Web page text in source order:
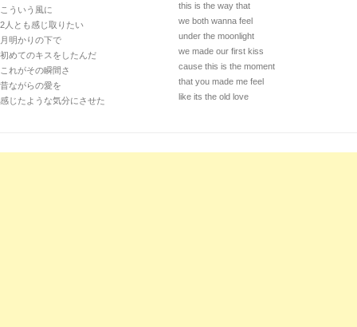
こういう風に
2人とも感じ取りたい
月明かりの下で
初めてのキスをしたんだ
これがその瞬間さ
昔ながらの愛を
感じたような気分にさせた
this is the way that
we both wanna feel
under the moonlight
we made our first kiss
cause this is the moment
that you made me feel
like its the old love